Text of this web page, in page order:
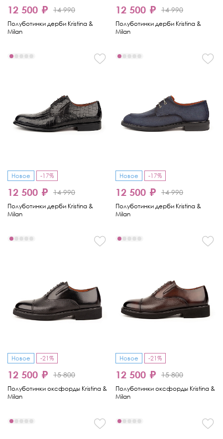
12 500 ₽ 14 990
Полуботинки дерби Kristina &
Milan
12 500 ₽ 14 990
Полуботинки дерби Kristina &
Milan
Новое -17%
12 500 ₽ 14 990
Полуботинки дерби Kristina &
Milan
Новое -17%
12 500 ₽ 14 990
Полуботинки дерби Kristina &
Milan
Новое -21%
12 500 ₽ 15 800
Полуботинки оксфорды Kristina &
Milan
Новое -21%
12 500 ₽ 15 800
Полуботинки оксфорды Kristina &
Milan